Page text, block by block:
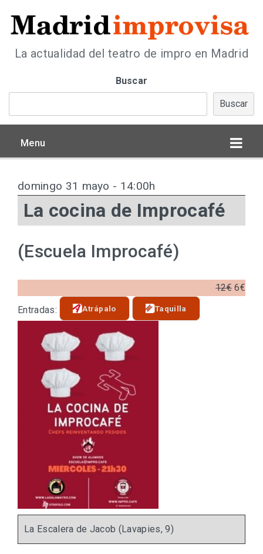
La actualidad del teatro de impro en Madrid
Buscar
Buscar
Menu
domingo 31 mayo - 14:00h
La cocina de Improcafé
(Escuela Improcafé)
12€ 6€
Entradas:
Atrápalo Taquilla
La Escalera de Jacob (Lavapies, 9)